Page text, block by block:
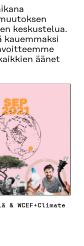
keskustelua.
kauemmaksi
äänet
& WCEF+Climate